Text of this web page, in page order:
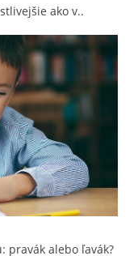
ako v..
pravák alebo ľavák?